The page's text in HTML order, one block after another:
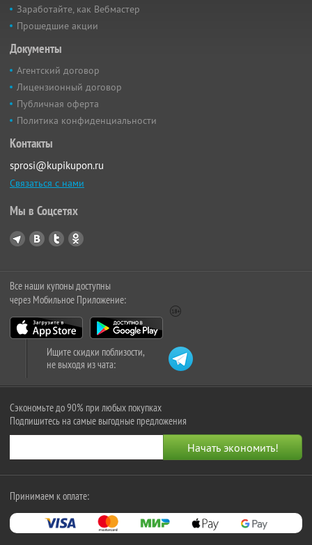
Заработайте, как Вебмастер
Прошедшие акции
Документы
Агентский договор
Лицензионный договор
Публичная оферта
Политика конфиденциальности
Контакты
sprosi@kupikupon.ru
Связаться с нами
Мы в Соцсетях
Все наши купоны доступны
через Мобильное Приложение:
Ищите скидки поблизости,
не выходя из чата:
Сэкономьте до 90% при любых покупках
Подпишитесь на самые выгодные предложения
Принимаем к оплате: